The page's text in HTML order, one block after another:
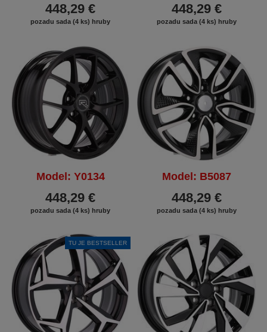
448,29 €
pozadu sada (4 ks) hruby
448,29 €
pozadu sada (4 ks) hruby
Model: Y0134
448,29 €
pozadu sada (4 ks) hruby
Model: B5087
448,29 €
pozadu sada (4 ks) hruby
TU JE BESTSELLER